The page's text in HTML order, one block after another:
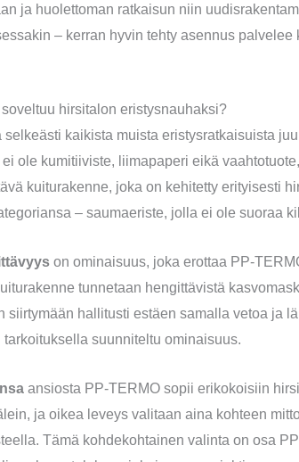
ja huolettoman ratkaisun niin
– kerran hyvin tehty asennus
hirsitalon eristysnauhaksi?
selkeästi kaikista muista eristysratkaisuista
ole kumitiiviste, liimapaperi eikä
kuiturakenne, joka on kehitetty erityisesti
– saumaeriste, jolla ei ole suoraa
on ominaisuus, joka erottaa PP-
tunnetaan hengittävistä
siirtymään hallitusti estäen samalla vetoa ja
tarkoituksella suunniteltu ominaisuus.
ansiosta PP-TERMO sopii erikokoisiin
ja oikea leveys valitaan aina kohteen
Tämä kohdekohtainen valinta on osa